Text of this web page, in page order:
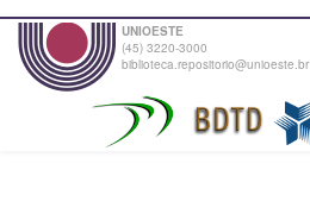
UNIOESTE
(45) 3220-3000
biblioteca.repositorio@unioeste.br